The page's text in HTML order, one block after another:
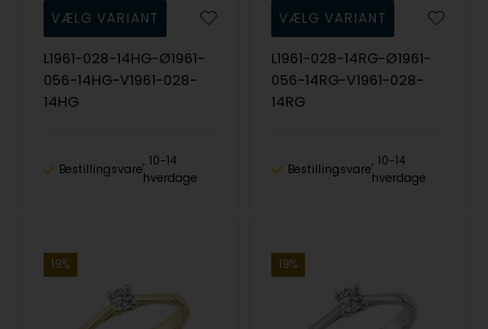
L1961-028-14HG-Ø1961-
056-14HG-V1961-028-
14HG
Bestillingsvare
10-14
hverdage
L1961-028-14RG-Ø1961-
056-14RG-V1961-028-
14RG
Bestillingsvare
10-14
hverdage
19% 19%